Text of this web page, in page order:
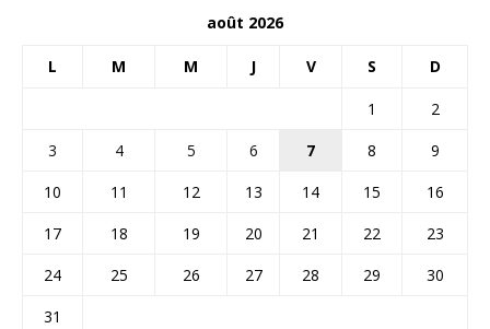
août 2026
L M M J V S D
1
2
3
4 5 6 7 8
9
10
11 12 13 14 15
16
17
18 19 20 21 22
23
24
25 26 27 28 29
30
31